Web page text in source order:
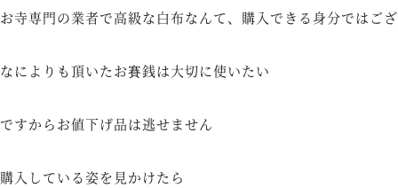
お寺専門の業者で高級な白布なんて、購入できる身分ではご
なによりも頂いたお賽銭は大切に使いたい
ですからお値下げ品は逃せません
購入している姿を見かけたら